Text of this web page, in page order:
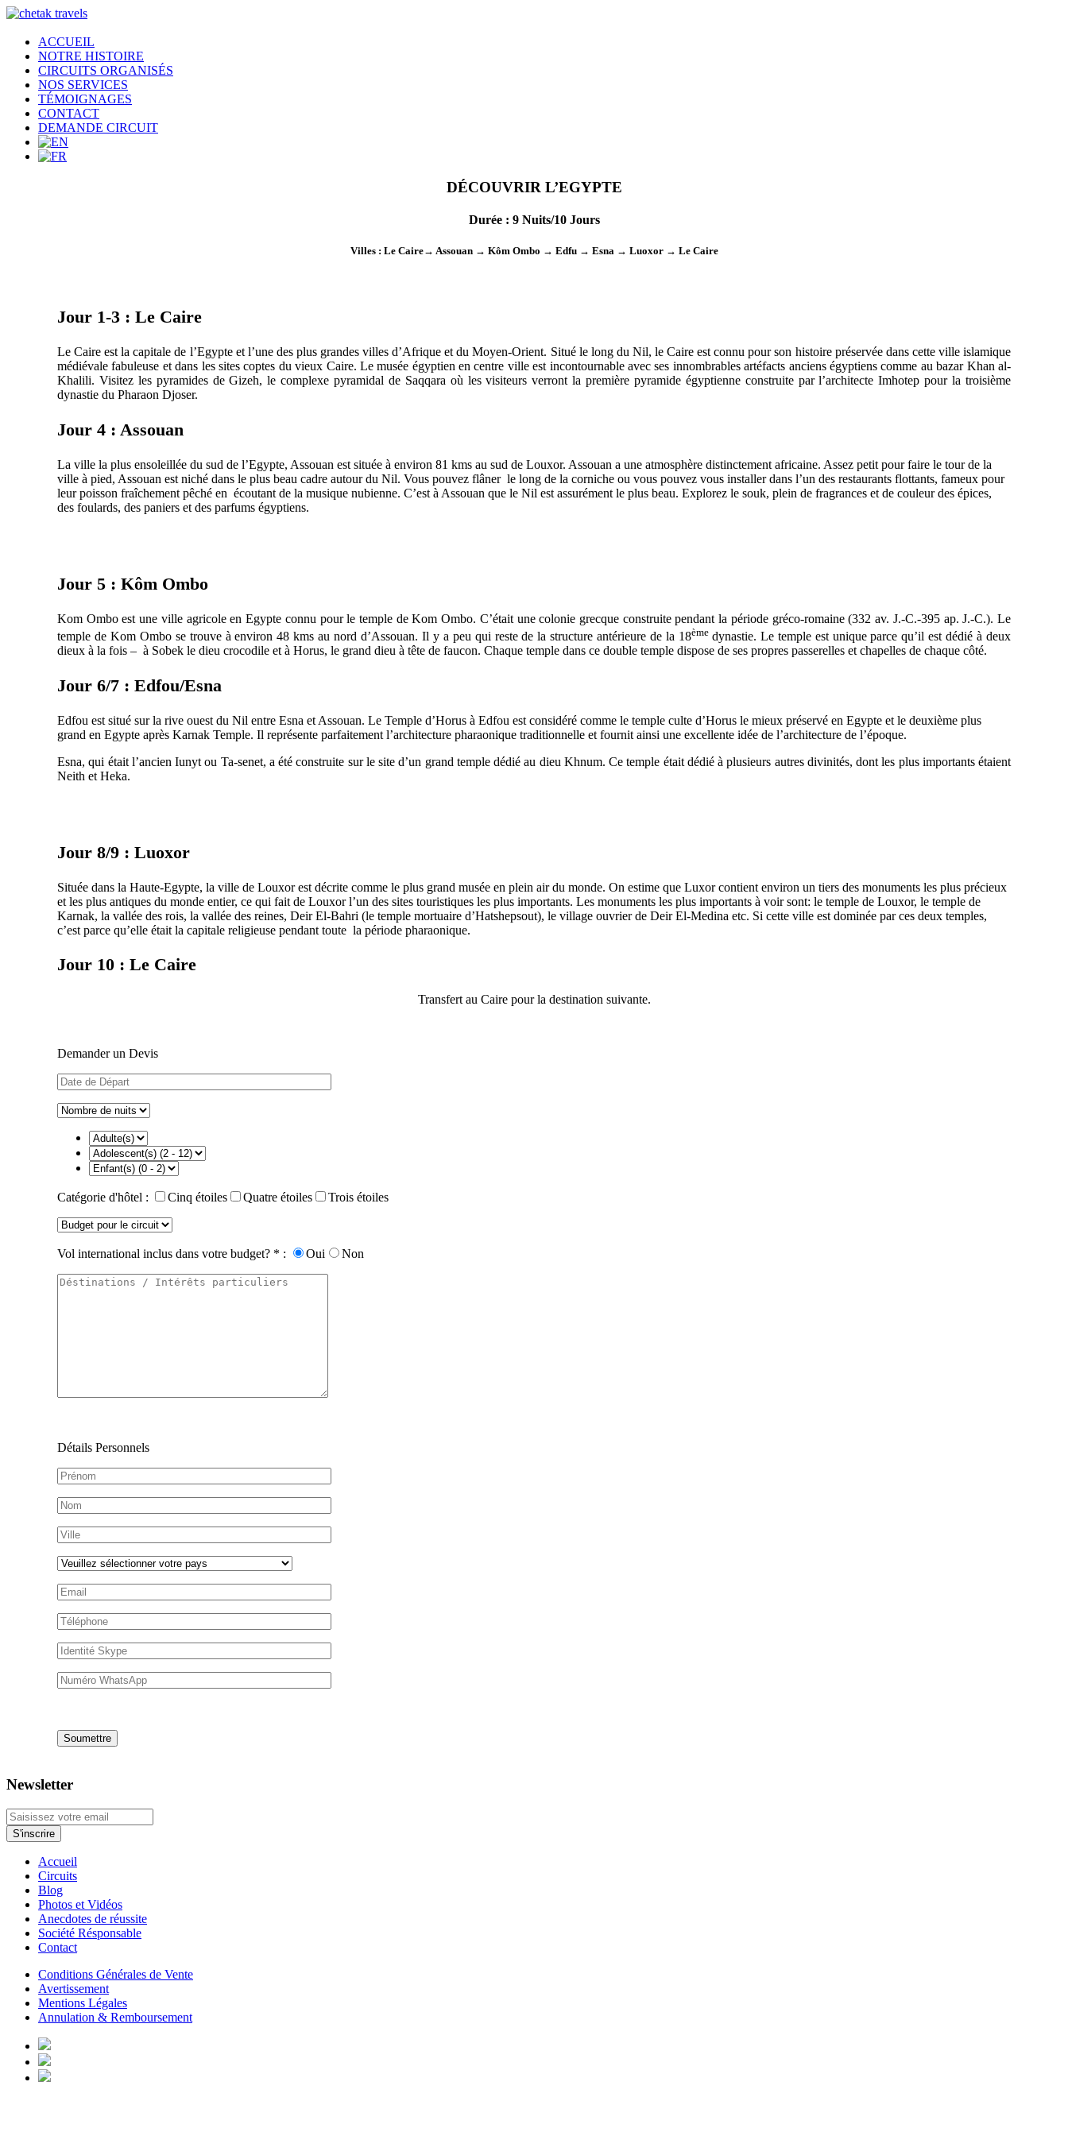
ACCUEIL
NOTRE HISTOIRE
CIRCUITS ORGANISÉS
NOS SERVICES
TÉMOIGNAGES
CONTACT
DEMANDE CIRCUIT
DÉCOUVRIR L’EGYPTE
Durée : 9 Nuits/10 Jours
Villes : Le Caire→ Assouan → Kôm Ombo → Edfu → Esna → Luoxor → Le Caire
Jour 1-3 : Le Caire
Le Caire est la capitale de l’Egypte et l’une des plus grandes villes d’Afrique et du Moyen-Orient. Situé le long du Nil, le Caire est connu pour son histoire préservée dans cette ville islamique
médiévale fabuleuse et dans les sites coptes du vieux Caire. Le musée égyptien en centre ville est incontournable avec ses innombrables artéfacts anciens égyptiens comme au bazar Khan al-
Khalili. Visitez les pyramides de Gizeh, le complexe pyramidal de Saqqara où les visiteurs verront la première pyramide égyptienne construite par l’architecte Imhotep pour la troisième
dynastie du Pharaon Djoser.
Jour 4 : Assouan
La ville la plus ensoleillée du sud de l’Egypte, Assouan est située à environ 81 kms au sud de Louxor. Assouan a une atmosphère distinctement africaine. Assez petit pour faire le tour de la
ville à pied, Assouan est niché dans le plus beau cadre autour du Nil. Vous pouvez flâner le long de la corniche ou vous pouvez vous installer dans l’un des restaurants flottants, fameux pour
leur poisson fraîchement pêché en écoutant de la musique nubienne. C’est à Assouan que le Nil est assurément le plus beau. Explorez le souk, plein de fragrances et de couleur des épices,
des foulards, des paniers et des parfums égyptiens.
Jour 5 : Kôm Ombo
Kom Ombo est une ville agricole en Egypte connu pour le temple de Kom Ombo. C’était une colonie grecque construite pendant la période gréco-romaine (332 av. J.-C.-395 ap. J.-C.). Le
temple de Kom Ombo se trouve à environ 48 kms au nord d’Assouan. Il y a peu qui reste de la structure antérieure de la 18ème dynastie. Le temple est unique parce qu’il est dédié à deux
dieux à la fois – à Sobek le dieu crocodile et à Horus, le grand dieu à tête de faucon. Chaque temple dans ce double temple dispose de ses propres passerelles et chapelles de chaque côté.
Jour 6/7 : Edfou/Esna
Edfou est situé sur la rive ouest du Nil entre Esna et Assouan. Le Temple d’Horus à Edfou est considéré comme le temple culte d’Horus le mieux préservé en Egypte et le deuxième plus
grand en Egypte après Karnak Temple. Il représente parfaitement l’architecture pharaonique traditionnelle et fournit ainsi une excellente idée de l’architecture de l’époque.
Esna, qui était l’ancien Iunyt ou Ta-senet, a été construite sur le site d’un grand temple dédié au dieu Khnum. Ce temple était dédié à plusieurs autres divinités, dont les plus importants étaient
Neith et Heka.
Jour 8/9 : Luoxor
Située dans la Haute-Egypte, la ville de Louxor est décrite comme le plus grand musée en plein air du monde. On estime que Luxor contient environ un tiers des monuments les plus précieux
et les plus antiques du monde entier, ce qui fait de Louxor l’un des sites touristiques les plus importants. Les monuments les plus importants à voir sont: le temple de Louxor, le temple de
Karnak, la vallée des rois, la vallée des reines, Deir El-Bahri (le temple mortuaire d’Hatshepsout), le village ouvrier de Deir El-Medina etc. Si cette ville est dominée par ces deux temples,
c’est parce qu’elle était la capitale religieuse pendant toute la période pharaonique.
Jour 10 : Le Caire
Transfert au Caire pour la destination suivante.
Demander un Devis
Catégorie d'hôtel : Cinq étoiles Quatre étoiles Trois étoiles
Vol international inclus dans votre budget? * : Oui Non
Détails Personnels
Newsletter
Accueil
Circuits
Blog
Photos et Vidéos
Anecdotes de réussite
Société Résponsable
Contact
Conditions Générales de Vente
Avertissement
Mentions Légales
Annulation & Remboursement